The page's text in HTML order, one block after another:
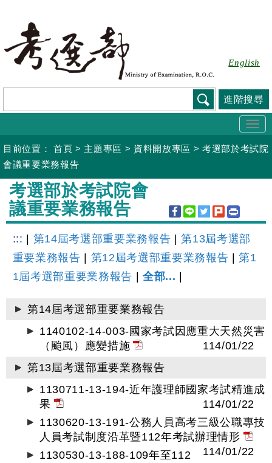
要
容
English
進階搜尋
目前位置： 首頁 > 主題專區 > 資料開放專區 >考選部於考試院
會議重要業務報告
:::
考選部於考試院會
議重要業務報告
::: 第14屆考選部重要業務報告 |第13屆考選部
重要業務報告
第12屆考選部重要業務報告 |第1
1屆考選部重要業務報告 |全部...
第14屆考選部重要業務報告
1140102-14-003-國家考試因應重大天然災害
（颱風）應變措施
114/01/22
第13屆考選部重要業務報告
1130711-13-194-近年護理師國家考試精進成
果
114/01/22
1130620-13-191-公務人員高考三級公職專技
人員考試制度沿革暨112年考試辦理情形
114/01/22
1130530-13-188-109年至112